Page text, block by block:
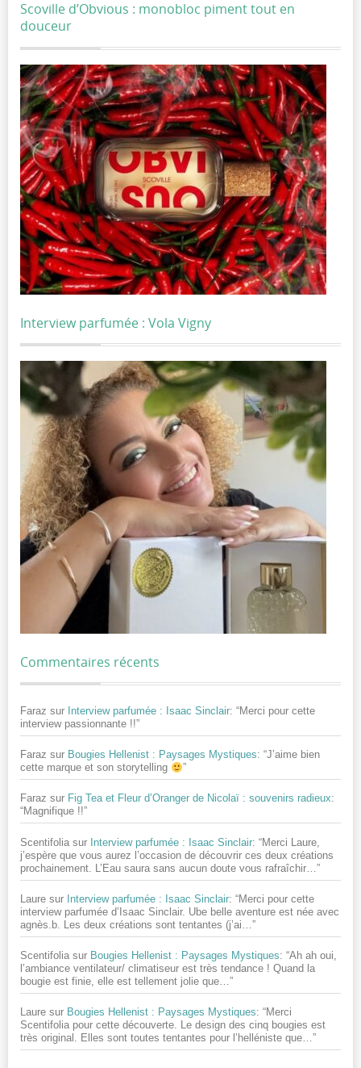
Scoville d’Obvious : monobloc piment tout en
douceur
Interview parfumée : Vola Vigny
Commentaires récents
Faraz sur Interview parfumée : Isaac Sinclair: “Merci pour cette
interview passionnante !!”
Faraz sur Bougies Hellenist : Paysages Mystiques: “J’aime bien
cette marque et son storytelling
”
Faraz sur Fig Tea et Fleur d’Oranger de Nicolaï : souvenirs radieux:
“Magnifique !!”
Scentifolia sur Interview parfumée : Isaac Sinclair: “Merci Laure,
j’espère que vous aurez l’occasion de découvrir ces deux créations
prochainement. L’Eau saura sans aucun doute vous rafraîchir… ”
Laure sur Interview parfumée : Isaac Sinclair: “Merci pour cette
interview parfumée d’Isaac Sinclair. Ube belle aventure est née avec
agnès.b. Les deux créations sont tentantes (j’ai… ”
Scentifolia sur Bougies Hellenist : Paysages Mystiques: “Ah ah oui,
l’ambiance ventilateur/ climatiseur est très tendance ! Quand la
bougie est finie, elle est tellement jolie que… ”
Laure sur Bougies Hellenist : Paysages Mystiques: “Merci
Scentifolia pour cette découverte. Le design des cinq bougies est
très original. Elles sont toutes tentantes pour l’helléniste que… ”